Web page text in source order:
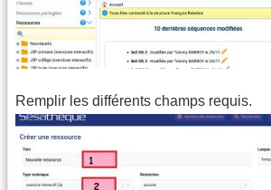
Remplir les différents champs requis.